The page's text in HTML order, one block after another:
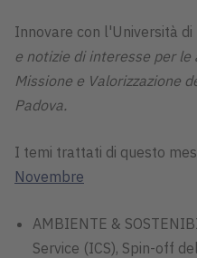
Innovare con l'Università
e notizie di interesse per le
Missione e Valorizzazione
Padova.
I temi trattati di questo
Novembre
AMBIENTE &
Service (ICS), Spin-off